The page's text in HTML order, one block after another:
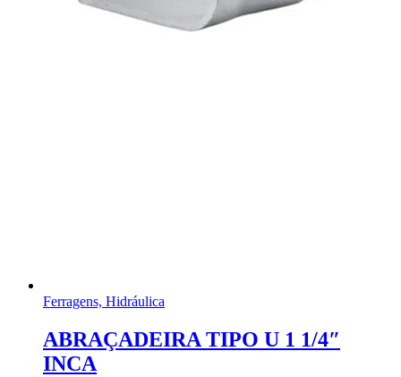
Ferragens, Hidráulica
ABRAÇADEIRA TIPO U 1 1/4″
INCA